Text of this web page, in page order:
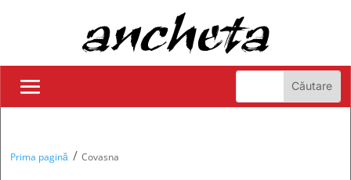
Prima pagină / Covasna